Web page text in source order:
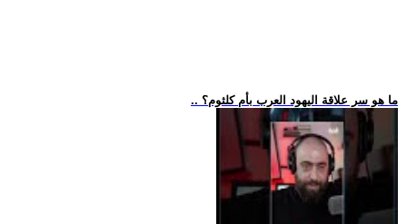
.. ما هو سر علاقة اليهود العرب بأم كلثوم؟